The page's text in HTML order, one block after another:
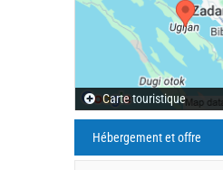
Carte touristique
Hébergement et offre